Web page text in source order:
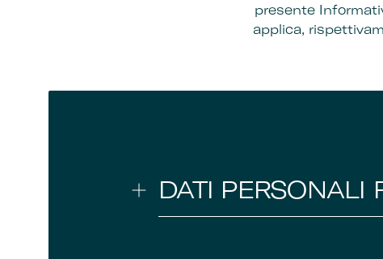
presente
applica,
DATI PERSONALI